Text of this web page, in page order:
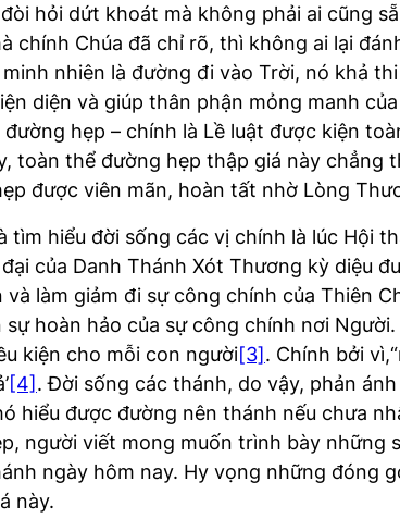
hỏi dứt khoát mà không phải ai cũng
chính Chúa đã chỉ rõ, thì không ai lại
nhiên là đường đi vào Trời, nó khả
diện và giúp thân phận mỏng manh
hẹp – chính là Lề luật được kiện
toàn thể đường hẹp thập giá này chẳng
được viên mãn, hoàn tất nhờ Lòng
hiểu đời sống các vị chính là lúc Hội
của Danh Thánh Xót Thương kỳ diệu
làm giảm đi sự công chính của Thiên
hoàn hảo của sự công chính nơi
kiện cho mỗi con người[3]. Chính bởi
[4]. Đời sống các thánh, do vậy, phản
hiểu được đường nên thánh nếu chưa
người viết mong muốn trình bày những
ngày hôm nay. Hy vọng những đóng
này.